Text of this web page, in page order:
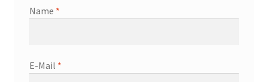
Name *
E-Mail *